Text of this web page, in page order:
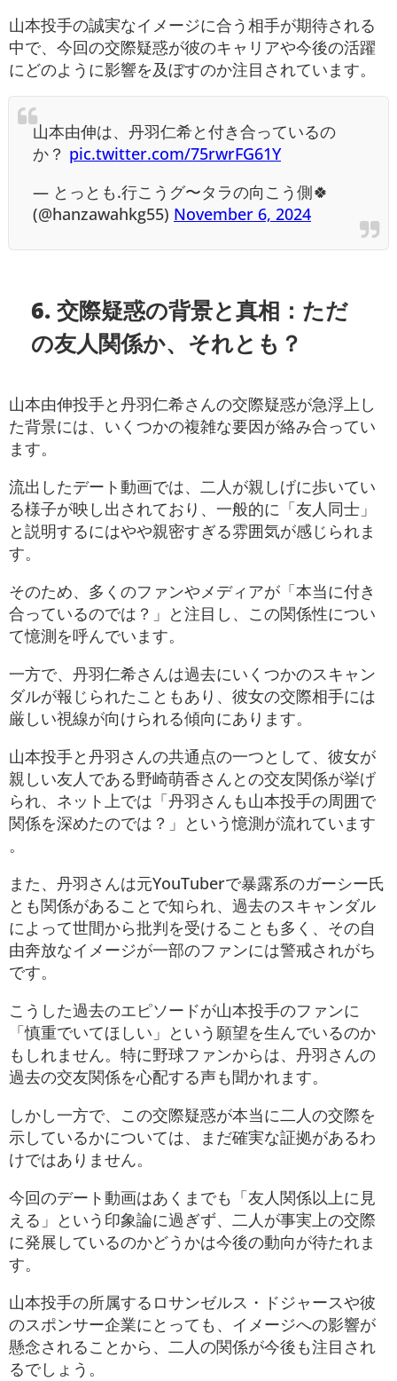
山本投手の誠実なイメージに合う相手が期待される
中で、今回の交際疑惑が彼のキャリアや今後の活躍
にどのように影響を及ぼすのか注目されています。
山本由伸は、丹羽仁希と付き合っているの
か？ pic.twitter.com/75rwrFG61Y
— とっとも.行こうグ〜タラの向こう側🍀
(@hanzawahkg55) November 6, 2024
6. 交際疑惑の背景と真相：ただ
の友人関係か、それとも？
山本由伸投手と丹羽仁希さんの交際疑惑が急浮上し
た背景には、いくつかの複雑な要因が絡み合ってい
ます。
流出したデート動画では、二人が親しげに歩いてい
る様子が映し出されており、一般的に「友人同士」
と説明するにはやや親密すぎる雰囲気が感じられま
す。
そのため、多くのファンやメディアが「本当に付き
合っているのでは？」と注目し、この関係性につい
て憶測を呼んでいます​。
一方で、丹羽仁希さんは過去にいくつかのスキャン
ダルが報じられたこともあり、彼女の交際相手には
厳しい視線が向けられる傾向にあります。
山本投手と丹羽さんの共通点の一つとして、彼女が
親しい友人である野崎萌香さんとの交友関係が挙げ
られ、ネット上では「丹羽さんも山本投手の周囲で
関係を深めたのでは？」という憶測が流れています​
。
また、丹羽さんは元YouTuberで暴露系のガーシー氏
とも関係があることで知られ、過去のスキャンダル
によって世間から批判を受けることも多く、その自
由奔放なイメージが一部のファンには警戒されがち
です。
こうした過去のエピソードが山本投手のファンに
「慎重でいてほしい」という願望を生んでいるのか
もしれません。特に野球ファンからは、丹羽さんの
過去の交友関係を心配する声も聞かれます。
しかし一方で、この交際疑惑が本当に二人の交際を
示しているかについては、まだ確実な証拠があるわ
けではありません。
今回のデート動画はあくまでも「友人関係以上に見
える」という印象論に過ぎず、二人が事実上の交際
に発展しているのかどうかは今後の動向が待たれま
す。
山本投手の所属するロサンゼルス・ドジャースや彼
のスポンサー企業にとっても、イメージへの影響が
懸念されることから、二人の関係が今後も注目され
るでしょう。